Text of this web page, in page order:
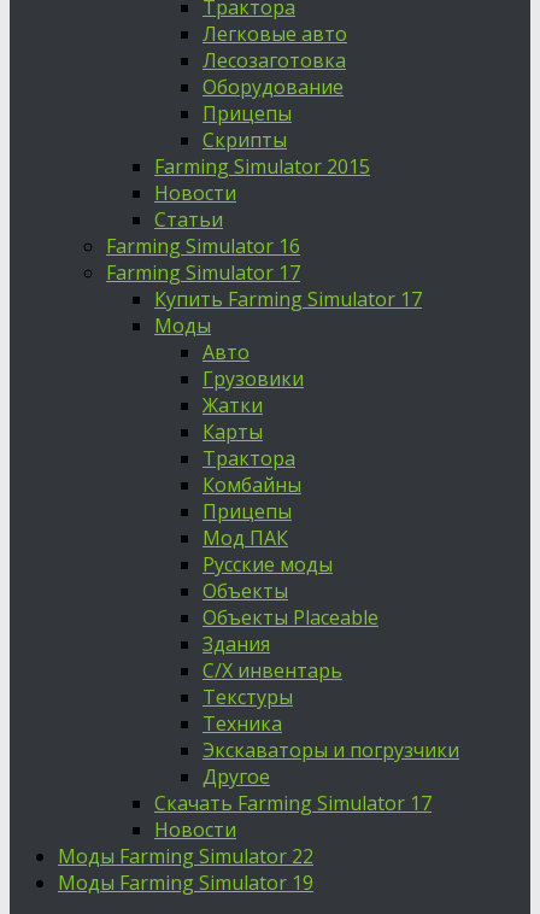
Трактора
Легковые авто
Лесозаготовка
Оборудование
Прицепы
Скрипты
Farming Simulator 2015
Новости
Статьи
Farming Simulator 16
Farming Simulator 17
Купить Farming Simulator 17
Моды
Авто
Грузовики
Жатки
Карты
Трактора
Комбайны
Прицепы
Мод ПАК
Русские моды
Объекты
Объекты Placeable
Здания
С/Х инвентарь
Текстуры
Техника
Экскаваторы и погрузчики
Другое
Скачать Farming Simulator 17
Новости
Моды Farming Simulator 22
Моды Farming Simulator 19